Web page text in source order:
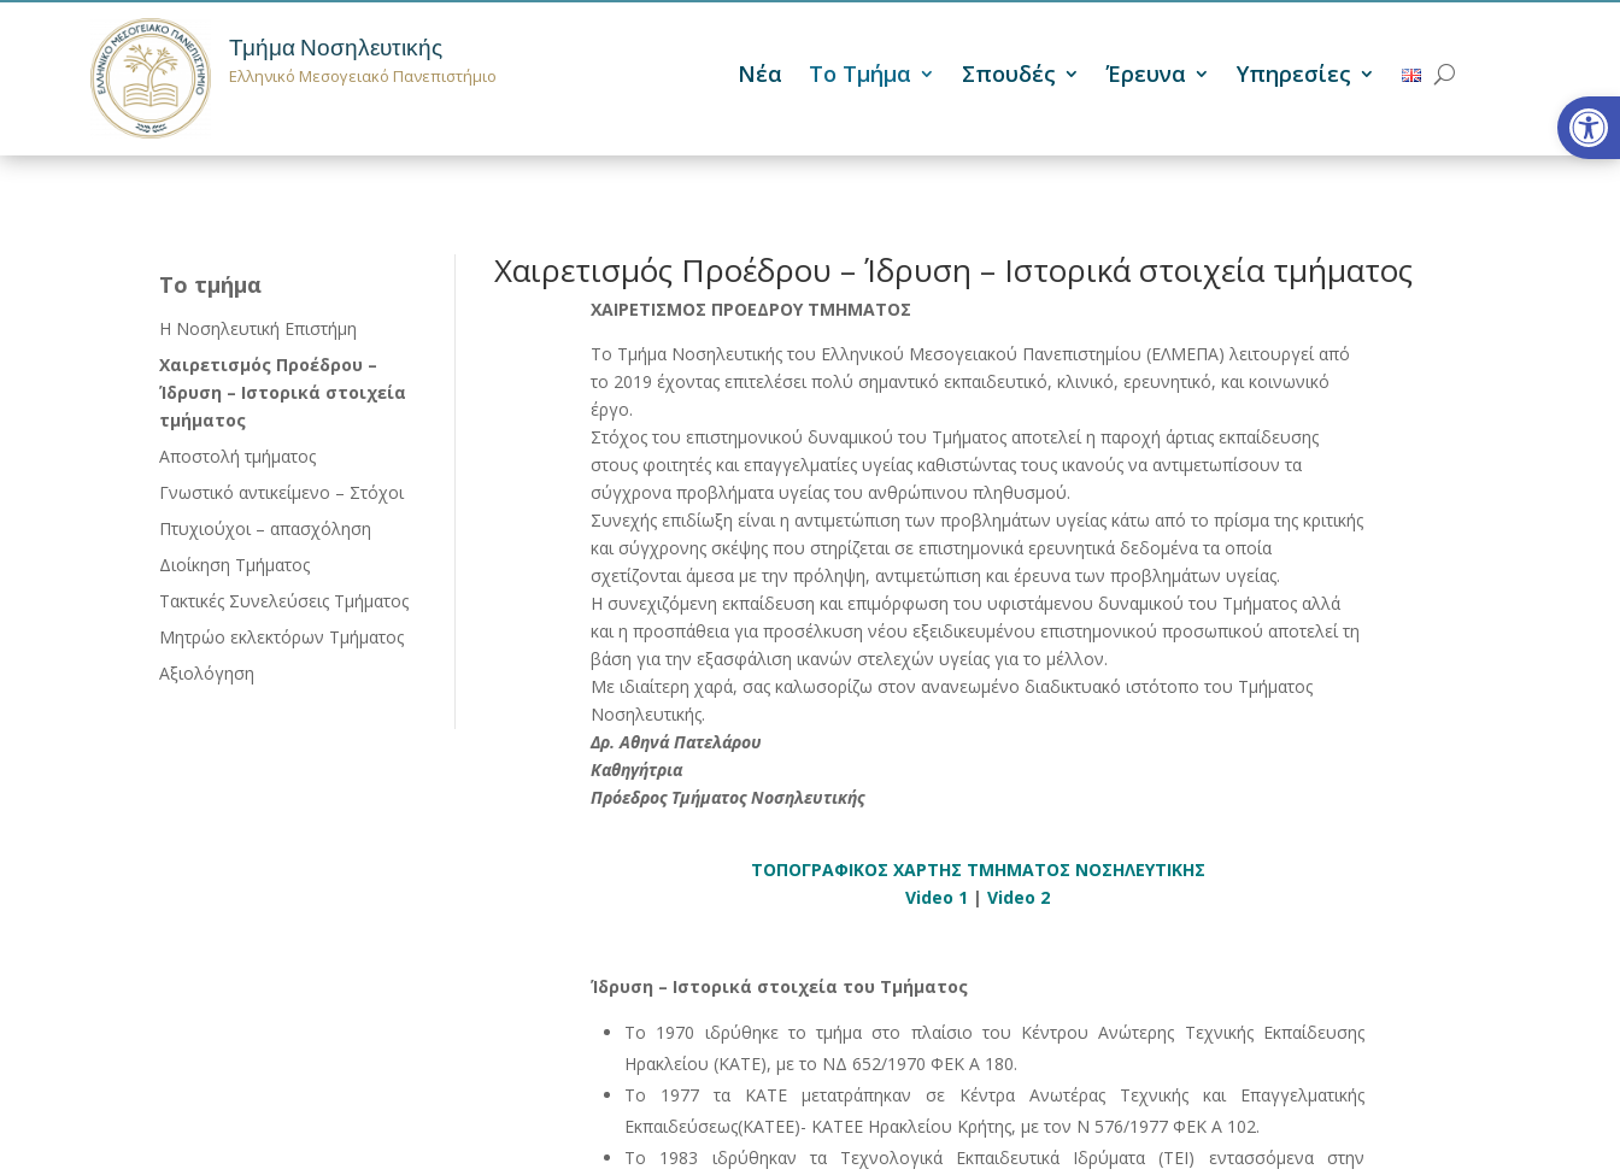
Τμήμα Νοσηλευτικής
Ελληνικό Μεσογειακό Πανεπιστήμιο Νέα Το Τμήμα Σπουδές Έρευνα Υπηρεσίες
Το τμήμα
Η Νοσηλευτική Επιστήμη
Χαιρετισμός Προέδρου –
Ίδρυση – Ιστορικά στοιχεία
τμήματος
Αποστολή τμήματος
Γνωστικό αντικείμενο – Στόχοι
Πτυχιούχοι – απασχόληση
Διοίκηση Τμήματος
Τακτικές Συνελεύσεις Τμήματος
Μητρώο εκλεκτόρων Τμήματος
Αξιολόγηση
Χαιρετισμός Προέδρου – Ίδρυση – Ιστορικά στοιχεία τμήματος
ΧΑΙΡΕΤΙΣΜΟΣ ΠΡΟΕΔΡΟΥ ΤΜΗΜΑΤΟΣ
Το Τμήμα Νοσηλευτικής του Ελληνικού Μεσογειακού Πανεπιστημίου (ΕΛΜΕΠΑ) λειτουργεί από
το 2019 έχοντας επιτελέσει πολύ σημαντικό εκπαιδευτικό, κλινικό, ερευνητικό, και κοινωνικό
έργο.
Στόχος του επιστημονικού δυναμικού του Τμήματος αποτελεί η παροχή άρτιας εκπαίδευσης
στους φοιτητές και επαγγελματίες υγείας καθιστώντας τους ικανούς να αντιμετωπίσουν τα
σύγχρονα προβλήματα υγείας του ανθρώπινου πληθυσμού.
Συνεχής επιδίωξη είναι η αντιμετώπιση των προβλημάτων υγείας κάτω από το πρίσμα της κριτικής
και σύγχρονης σκέψης που στηρίζεται σε επιστημονικά ερευνητικά δεδομένα τα οποία
σχετίζονται άμεσα με την πρόληψη, αντιμετώπιση και έρευνα των προβλημάτων υγείας.
Η συνεχιζόμενη εκπαίδευση και επιμόρφωση του υφιστάμενου δυναμικού του Τμήματος αλλά
και η προσπάθεια για προσέλκυση νέου εξειδικευμένου επιστημονικού προσωπικού αποτελεί τη
βάση για την εξασφάλιση ικανών στελεχών υγείας για το μέλλον.
Με ιδιαίτερη χαρά, σας καλωσορίζω στον ανανεωμένο διαδικτυακό ιστότοπο του Τμήματος
Νοσηλευτικής.
Δρ. Αθηνά Πατελάρου
Καθηγήτρια
Πρόεδρος Τμήματος Νοσηλευτικής
ΤΟΠΟΓΡΑΦΙΚΟΣ ΧΑΡΤΗΣ ΤΜΗΜΑΤΟΣ ΝΟΣΗΛΕΥΤΙΚΗΣ
Video 1 |Video 2
Ίδρυση – Ιστορικά στοιχεία του Τμήματος
Το 1970 ιδρύθηκε το τμήμα στο πλαίσιο του Κέντρου Ανώτερης Τεχνικής Εκπαίδευσης
Ηρακλείου (ΚΑΤΕ), με το ΝΔ 652/1970 ΦΕΚ Α 180.
Το 1977 τα ΚΑΤΕ μετατράπηκαν σε Κέντρα Ανωτέρας Τεχνικής και Επαγγελματικής
Εκπαιδεύσεως(ΚΑΤΕΕ)- ΚΑΤΕΕ Ηρακλείου Κρήτης, με τον Ν 576/1977 ΦΕΚ Α 102.
Το 1983 ιδρύθηκαν τα Τεχνολογικά Εκπαιδευτικά Ιδρύματα (ΤΕΙ) εντασσόμενα στην